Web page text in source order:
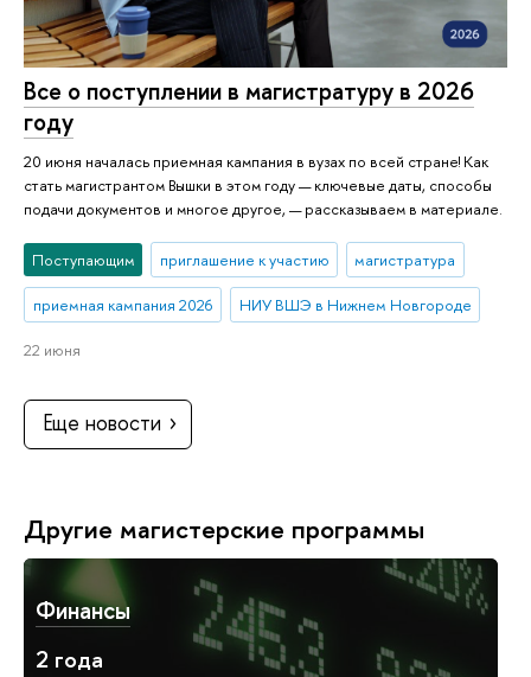
Все о поступлении в магистратуру в 2026
году
20 июня началась приемная кампания в вузах по всей стране! Как
стать магистрантом Вышки в этом году — ключевые даты, способы
подачи документов и многое другое, — рассказываем в материале.
Поступающим приглашение к участию магистратура
приемная кампания 2026 НИУ ВШЭ в Нижнем Новгороде
22 июня
Еще новости
Другие магистерские программы
Финансы
2 года